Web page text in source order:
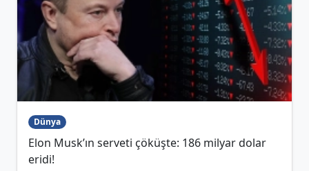
Dünya
Elon Musk’ın serveti çöküşte: 186 milyar dolar
eridi!